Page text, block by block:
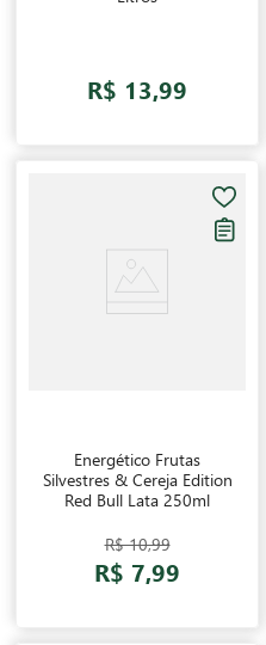
R$ 13,99
Energético Frutas
Silvestres & Cereja Edition
Red Bull Lata 250ml
R$ 10,99
R$ 7,99